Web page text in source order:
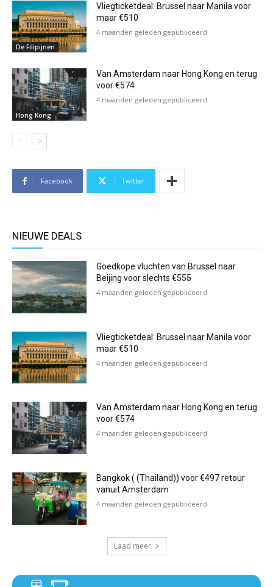
De Filipijnen
Vliegticketdeal: Brussel naar Manila voor
maar €510
4 maanden geleden gepubliceerd
Hong Kong
Van Amsterdam naar Hong Kong en terug
voor €574
4 maanden geleden gepubliceerd
Facebook Twitter
NIEUWE DEALS
Goedkope vluchten van Brussel naar
Beijing voor slechts €555
4 maanden geleden gepubliceerd
Vliegticketdeal: Brussel naar Manila voor
maar €510
4 maanden geleden gepubliceerd
Van Amsterdam naar Hong Kong en terug
voor €574
4 maanden geleden gepubliceerd
Bangkok ( (Thailand)) voor €497 retour
vanuit Amsterdam
4 maanden geleden gepubliceerd
Laad meer